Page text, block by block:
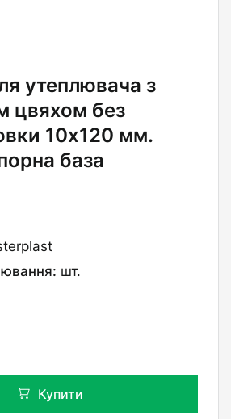
утеплювача з
цвяхом без
10х120 мм.
база
шт.
Купити